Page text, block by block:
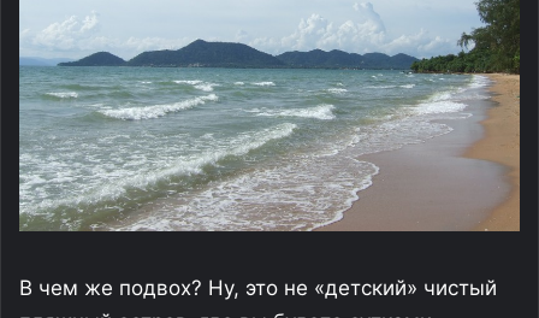
В чем же подвох? Ну, это не «детский» чистый